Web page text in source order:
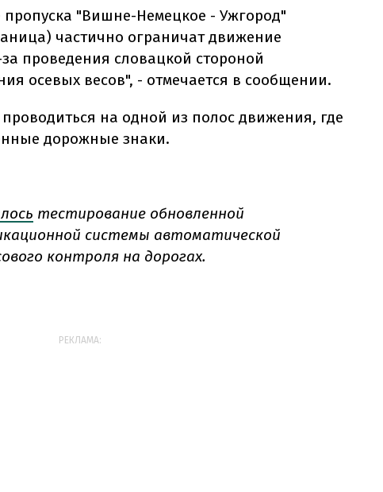
пропуска "Вишне-Немецкое - Ужгород"
частично ограничат движение
проведения словацкой стороной
осевых весов", - отмечается в сообщении.
на одной из полос движения, где
дорожные знаки.
тестирование обновленной
системы автоматической
контроля на дорогах.
РЕКЛАМА: